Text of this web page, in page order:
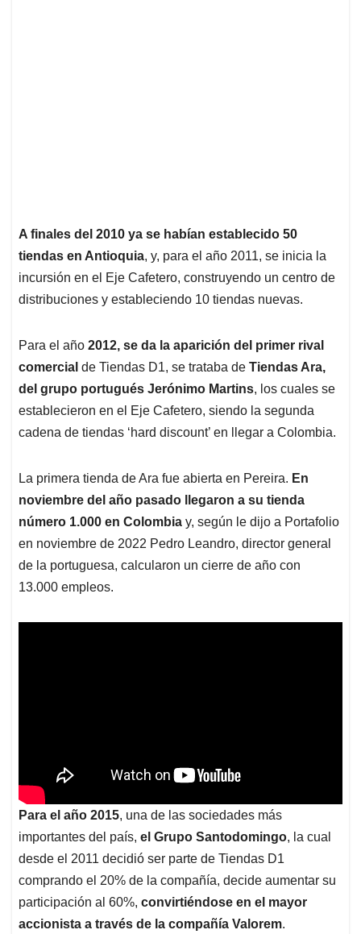
A finales del 2010 ya se habían establecido 50
tiendas en Antioquia, y, para el año 2011, se inicia la
incursión en el Eje Cafetero, construyendo un centro de
distribuciones y estableciendo 10 tiendas nuevas.
Para el año 2012, se da la aparición del primer rival
comercial de Tiendas D1, se trataba de Tiendas Ara,
del grupo portugués Jerónimo Martins, los cuales se
establecieron en el Eje Cafetero, siendo la segunda
cadena de tiendas ‘hard discount’ en llegar a Colombia.
La primera tienda de Ara fue abierta en Pereira. En
noviembre del año pasado llegaron a su tienda
número 1.000 en Colombia y, según le dijo a Portafolio
en noviembre de 2022 Pedro Leandro, director general
de la portuguesa, calcularon un cierre de año con
13.000 empleos.
Para el año 2015, una de las sociedades más
importantes del país, el Grupo Santodomingo, la cual
desde el 2011 decidió ser parte de Tiendas D1
comprando el 20% de la compañía, decide aumentar su
participación al 60%, convirtiéndose en el mayor
accionista a través de la compañía Valorem.